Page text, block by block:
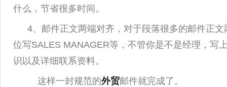
什么，节省很多时间。
4、邮件正文两端对齐，对于段落很多的邮件正
位写SALES MANAGER等，不管你是不是经理，写
识以及详细联系资料。
这样一封规范的外贸邮件就完成了。